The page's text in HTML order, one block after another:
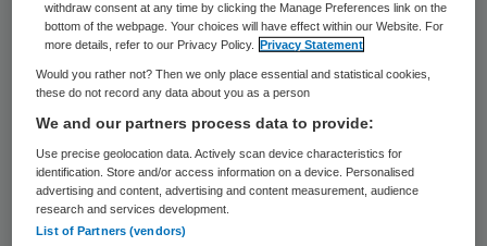
In 1980 hadden 108 miljoen volwassen
mensen suikerziekte, 4,7 procent van de
toenmalige wereldbevolking. Het
percentage is gegroeid naar 8,5. De WHO
komt met het rapport aan de vooravond
van de Wereld Gezondheidsdag donderdag
waarmee de organisatie stilstaat bij de
withdraw consent at any time by clicking the Manage Preferences link on the
bottom of the webpage. Your choices will have effect within our Website. For
more details, refer to our Privacy Policy.
Privacy Statement
Would you rather not? Then we only place essential and statistical cookies,
these do not record any data about you as a person
We and our partners process data to provide:
Use precise geolocation data. Actively scan device characteristics for
identification. Store and/or access information on a device. Personalised
advertising and content, advertising and content measurement, audience
research and services development.
List of Partners (vendors)